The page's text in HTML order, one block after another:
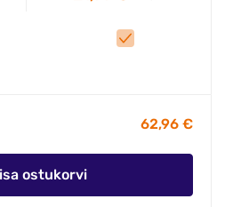
62,96 €
ostukorvi